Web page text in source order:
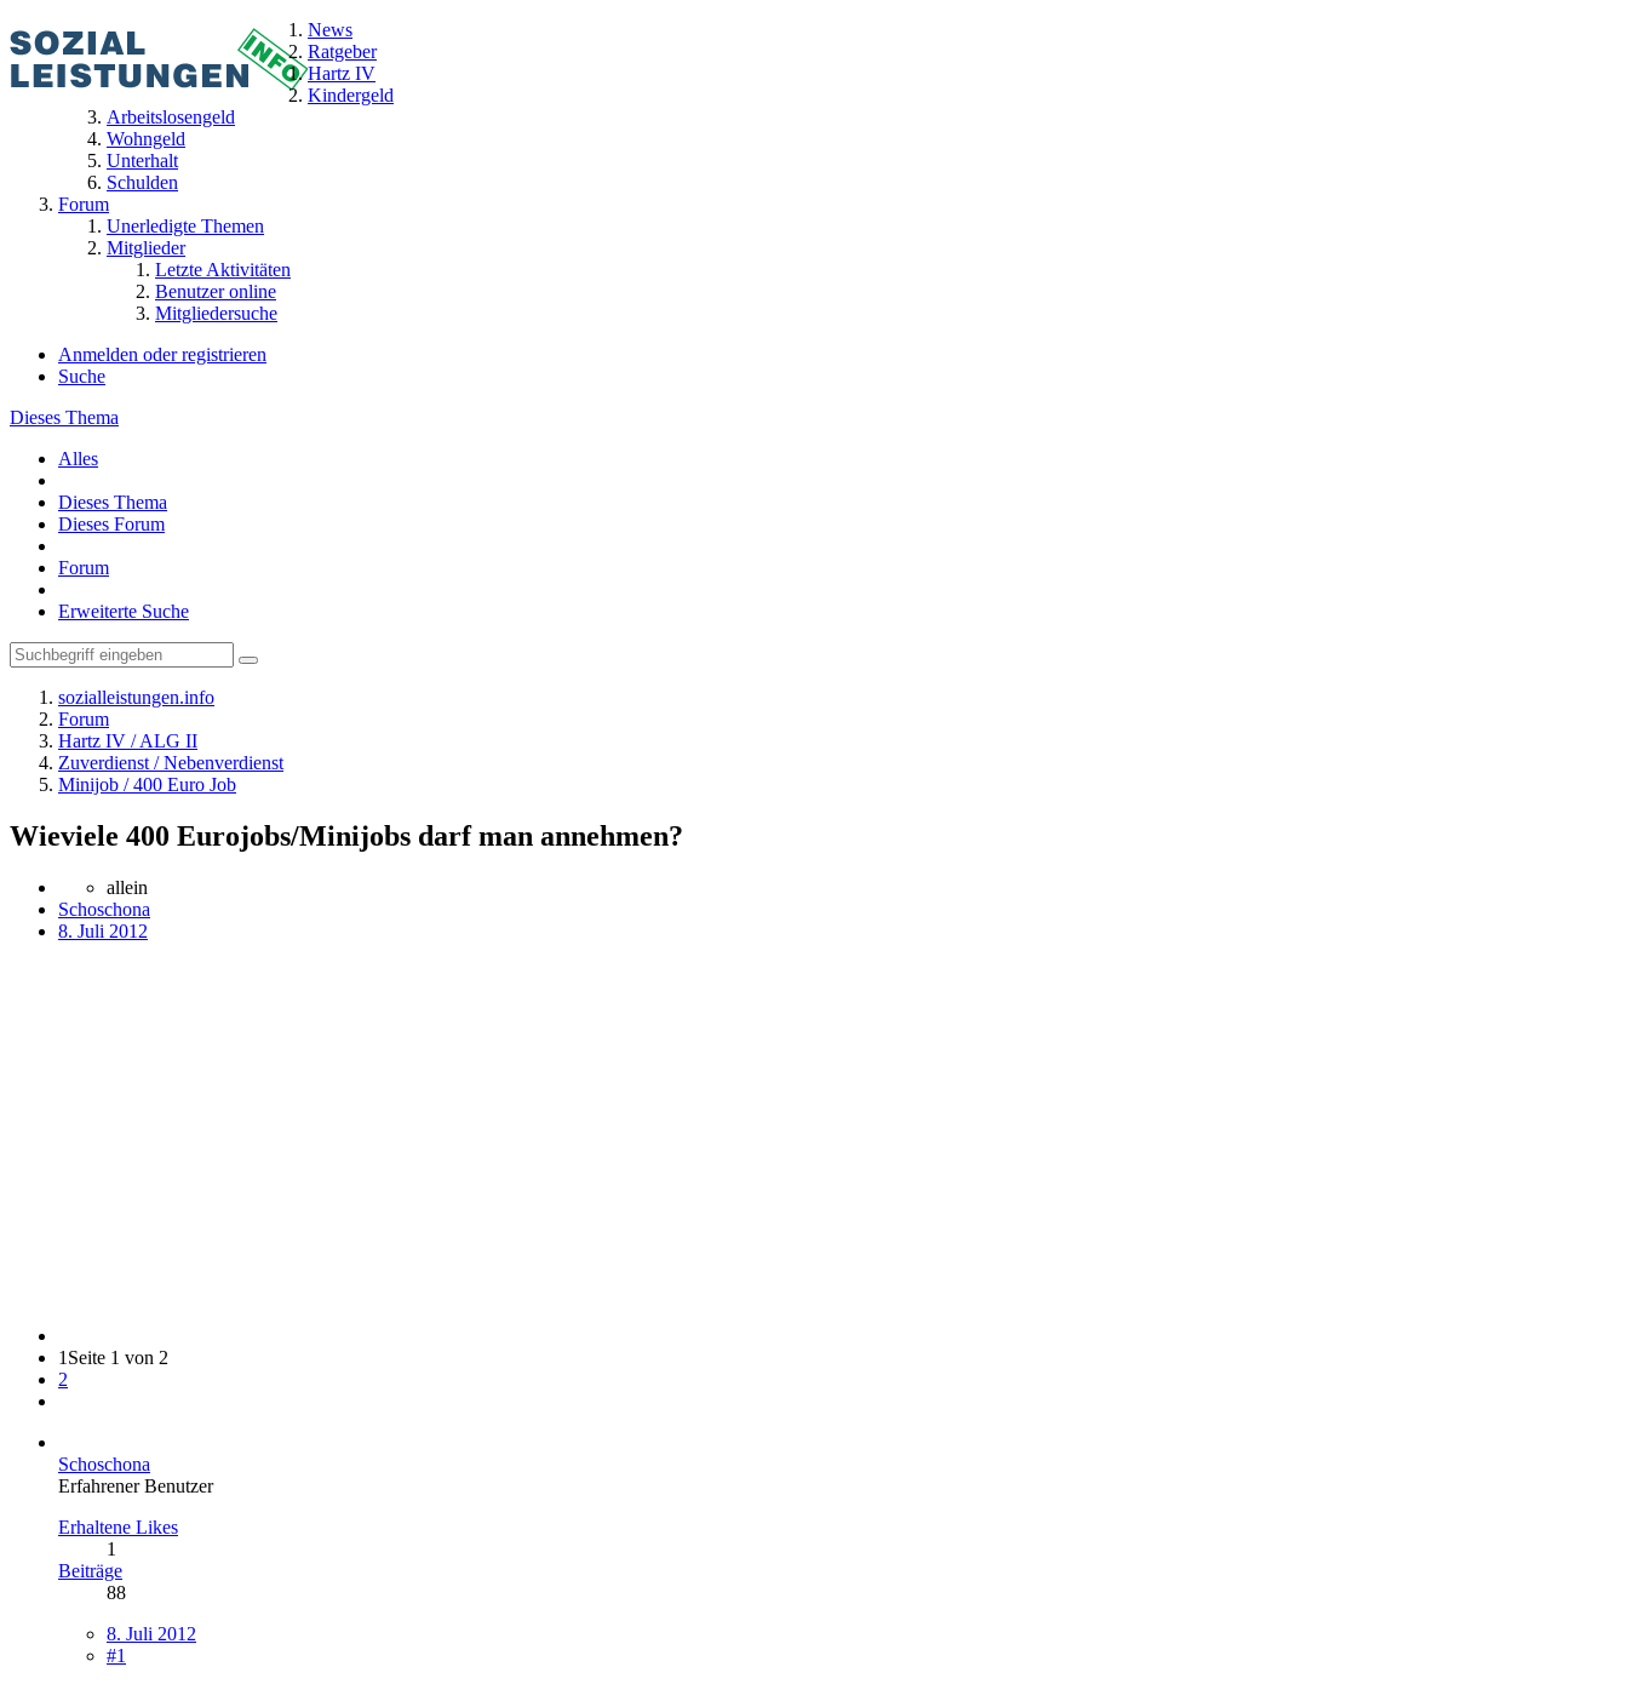
News
Ratgeber
Hartz IV
Kindergeld
Arbeitslosengeld
Wohngeld
Unterhalt
Schulden
Forum
Unerledigte Themen
Mitglieder
Letzte Aktivitäten
Benutzer online
Mitgliedersuche
Anmelden oder registrieren
Suche
Dieses Thema
Alles
Dieses Thema
Dieses Forum
Forum
Erweiterte Suche
sozialleistungen.info
Forum
Hartz IV / ALG II
Zuverdienst / Nebenverdienst
Minijob / 400 Euro Job
Wieviele 400 Eurojobs/Minijobs darf man annehmen?
allein
Schoschona
8. Juli 2012
1 Seite 1 von 2
2
Schoschona
Erfahrener Benutzer
Erhaltene Likes
1
Beiträge
88
8. Juli 2012
#1